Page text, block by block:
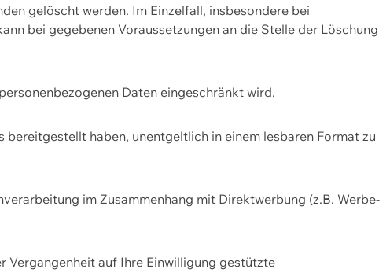
gelöscht werden. Im Einzelfall, insbesondere bei
bei gegebenen Voraussetzungen an die Stelle der Löschung
Daten eingeschränkt wird.
bereitgestellt haben, unentgeltlich in einem lesbaren Format zu
im Zusammenhang mit Direktwerbung (z.B. Werbe-
Vergangenheit auf Ihre Einwilligung gestützte